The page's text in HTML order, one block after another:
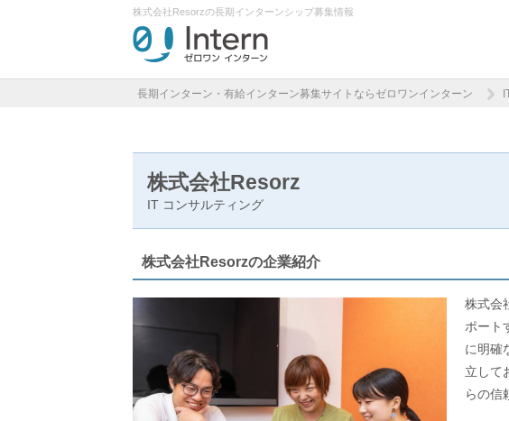
株式会社Resorzの長期インターンシップ募集情報
長期インターン・有給インターン募集サイトならゼロワンインターン
株式会社Resorz
IT コンサルティング
株式会社Resorzの企業紹介
株式会
ポート
に明確
立して
らの信